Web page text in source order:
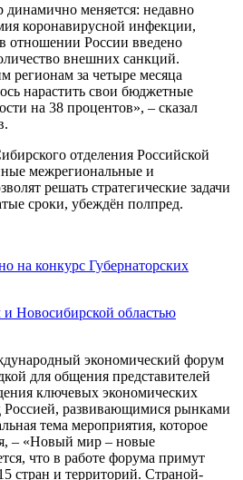
меняется: недавно
коронавирусной инфекции,
отношении России введено
внешних санкций.
регионам за четыре месяца
нарастить свои бюджетные
на 38 процентов», – сказал
отделения Российской
межрегиональные и
решать стратегические задачи
сроки, убеждён полпред.
на конкурс Губернаторских
Новосибирской областью
экономический форум
для общения представителей
ключевых экономических
Россией, развивающимися рынками
тема мероприятия, которое
– «Новый мир – новые
что в работе форума примут
стран и территорий. Страной-